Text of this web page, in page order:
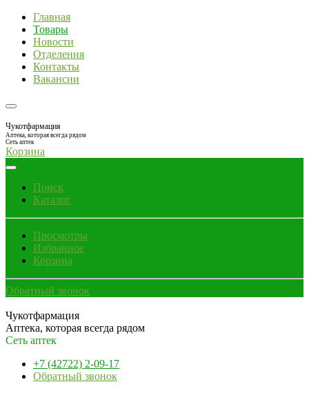
Главная
Товары
Новости
Отделения
Контакты
Вакансии
Чукотфармация
Аптека, которая всегда рядом
Сеть аптек
Корзина
Поиск
Каталог
Просмотры
Избранное
Корзина
Обратный звонок
Чукотфармация
Аптека, которая всегда рядом
Сеть аптек
+7 (42722) 2-09-17
Обратный звонок